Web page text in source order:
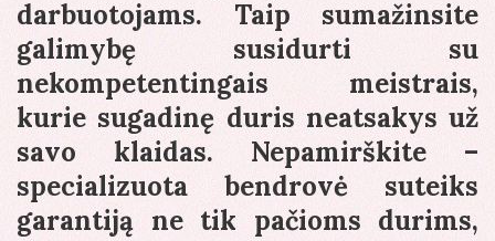
darbuotojams. Taip sumažinsite
galimybę susidurti su
nekompetentingais meistrais,
kurie sugadinę duris neatsakys už
savo klaidas. Nepamirškite –
specializuota bendrovė suteiks
garantiją ne tik pačioms durims,